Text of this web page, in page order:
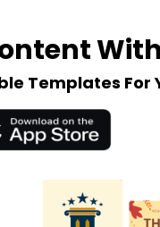
Templates For